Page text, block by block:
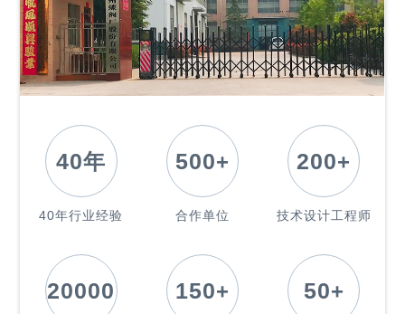
40年
40年行业经验
500+
合作单位
200+
技术设计工程师
20000 150+ 50+